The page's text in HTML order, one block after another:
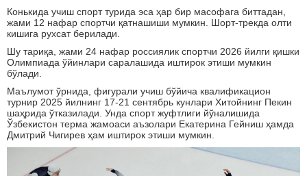
Конькида учиш спорт турида эса ҳар бир масофага биттадан,
жами 12 нафар спортчи қатнашиши мумкин. Шорт-трекда олти
кишига рухсат берилади.
Шу тариқа, жами 24 нафар россиялик спортчи 2026 йилги қишки
Олимпиада ўйинлари саралашида иштирок этиши мумкин
бўлади.
Маълумот ўрнида, фигурали учиш бўйича квалификацион
турнир 2025 йилнинг 17-21 сентябрь кунлари Хитойнинг Пекин
шаҳрида ўтказилади. Унда спорт жуфтлиги йўналишида
Ўзбекистон терма жамоаси аъзолари Екатерина Гейниш ҳамда
Дмитрий Чигирев ҳам иштирок этиши мумкин.